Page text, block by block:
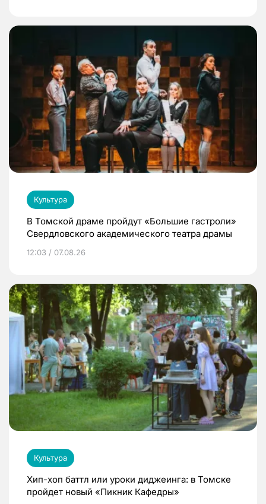
Культура
В Томской драме пройдут «Большие гастроли»
Свердловского академического театра драмы
12:03 / 07.08.26
Культура
Хип-хоп баттл или уроки диджеинга: в Томске
пройдет новый «Пикник Кафедры»